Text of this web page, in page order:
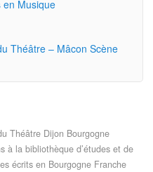
en Musique
Théâtre – Mâcon Scène
Théâtre Dijon Bourgogne
à la bibliothèque d’études et de
écrits en Bourgogne Franche